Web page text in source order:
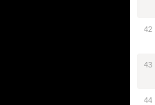
42
43
44